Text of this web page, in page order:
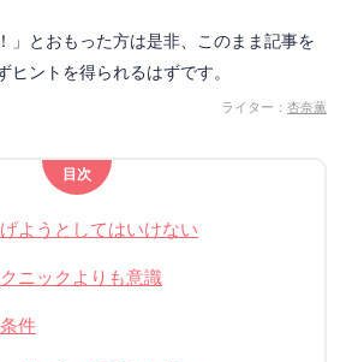
」とおもった方は是非、このまま記事を
ヒントを得られるはずです。
ライター： 杏奈薫
目次
ようとしてはいけない
ニックよりも意識
件